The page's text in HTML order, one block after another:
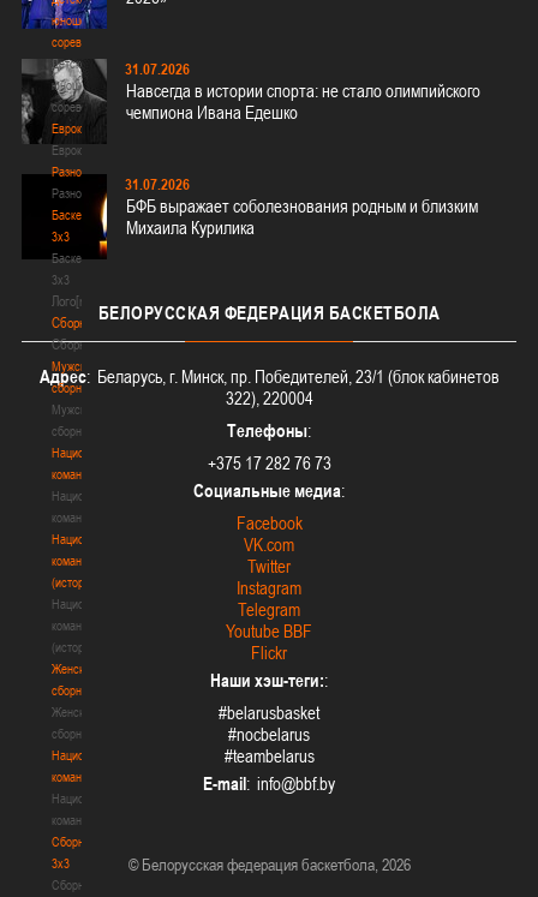
юношеские
соревнования
Детско-
юношеские
соревнования
Еврокубки
Еврокубки
Разное
Разное
Баскетбол
3х3
Баскетбол
3х3
Лого[modid=121]
Сборные
Сборные
Мужские
сборные
Мужские
сборные
Национальная
команда
Национальная
команда
Национальная
команда
(история)
Национальная
команда
(история)
Женские
сборные
Женские
сборные
Национальная
команда
Национальная
команда
Сборные
3х3
Сборные
31.07.2026
Навсегда в истории спорта: не стало олимпийского
чемпиона Ивана Едешко
31.07.2026
БФБ выражает соболезнования родным и близким
Михаила Курилика
БЕЛОРУССКАЯ ФЕДЕРАЦИЯ БАСКЕТБОЛА
Адрес: Беларусь, г. Минск, пр. Победителей, 23/1 (блок кабинетов
322), 220004
Телефоны:
+375 17 282 76 73
Социальные медиа:
Facebook
VK.com
Twitter
Instagram
Telegram
Youtube BBF
Flickr
Наши хэш-теги::
#belarusbasket
#nocbelarus
#teambelarus
E-mail:
© Белорусская федерация баскетбола, 2026